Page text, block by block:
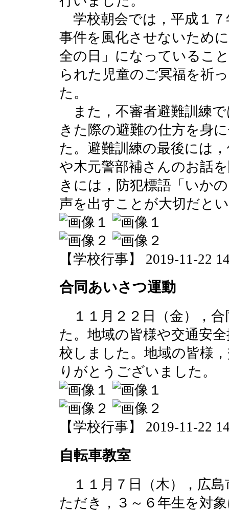
学校朝会では，平成１
事件を風化させないため
全の日」になっているこ
られた児童のご冥福を祈
た。
また，不審者避難訓練
きた際の避難の仕方を身
た。避難訓練の最後には
や木元警部補さんのお話
きには，防犯標語「いか
声を出すことが大切だと
【学校行事】 2019-11-22
合同あいさつ運動
１１月２２日（金），
た。地域の皆様や交通安
校しました。地域の皆様
りがとうございました。
【学校行事】 2019-11-22
自転車教室
１１月７日（木），広
ただき，３～６年生を対